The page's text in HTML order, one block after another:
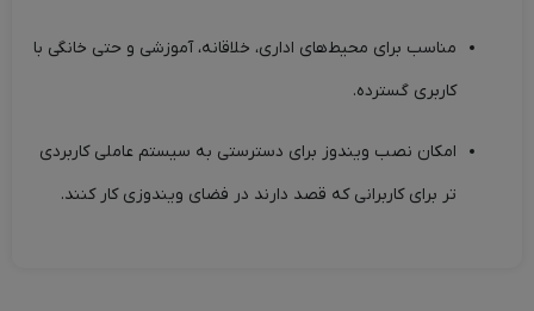
مناسب برای محیط‌های اداری، خلاقانه، آموزشی و حتی خانگی با
کاربری گسترده.
امکان نصب ویندوز برای دسترستی به سیستم عاملی کاربردی
تر برای کاربرانی که قصد دارند در فضای ویندوزی کار کنند.